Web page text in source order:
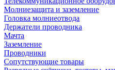
Молниезащита и заземление
Головка молниеотвода
Держатели проводника
Мачта
Заземление
Проводники
Сопутствующие товары